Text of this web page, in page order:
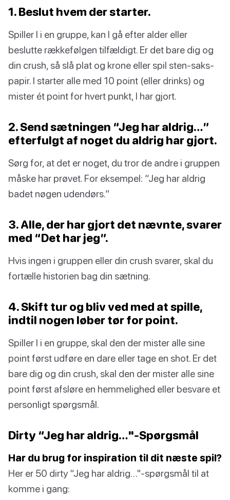
1. Beslut hvem der starter.
Spiller I i en gruppe, kan I gå efter alder eller
beslutte rækkefølgen tilfældigt. Er det bare dig og
din crush, så slå plat og krone eller spil sten-saks-
papir. I starter alle med 10 point (eller drinks) og
mister ét point for hvert punkt, I har gjort.
2. Send sætningen “Jeg har aldrig…”
efterfulgt af noget du aldrig har gjort.
Sørg for, at det er noget, du tror de andre i gruppen
måske har prøvet. For eksempel: “Jeg har aldrig
badet nøgen udendørs.”
3. Alle, der har gjort det nævnte, svarer
med “Det har jeg”.
Hvis ingen i gruppen eller din crush svarer, skal du
fortælle historien bag din sætning.
4. Skift tur og bliv ved med at spille,
indtil nogen løber tør for point.
Spiller I i en gruppe, skal den der mister alle sine
point først udføre en dare eller tage en shot. Er det
bare dig og din crush, skal den der mister alle sine
point først afsløre en hemmelighed eller besvare et
personligt spørgsmål.
Dirty “Jeg har aldrig…"-Spørgsmål
Har du brug for inspiration til dit næste spil?
Her er 50 dirty “Jeg har aldrig…"-spørgsmål til at
komme i gang: